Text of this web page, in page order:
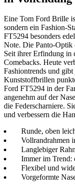
Eine Tom Ford Brille
sondern ein Fashion-
FT5294 besonders
Note. Die Panto-Optik
Seit ihrer Erfindung in
Comebacks. Heute
Fashiontrends und
Kunststoffbrillen
Ford FT5294 in der
angenehm auf der
die Federscharniere.
und verbessern die
Runde, oben
Vollrandrahmen
Langlebiger
Immer im Trend:
Flexibel und
Vorgeformte